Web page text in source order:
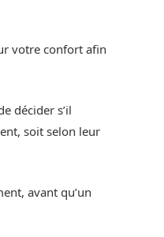
votre confort afin
décider s’il
soit selon leur
avant qu’un